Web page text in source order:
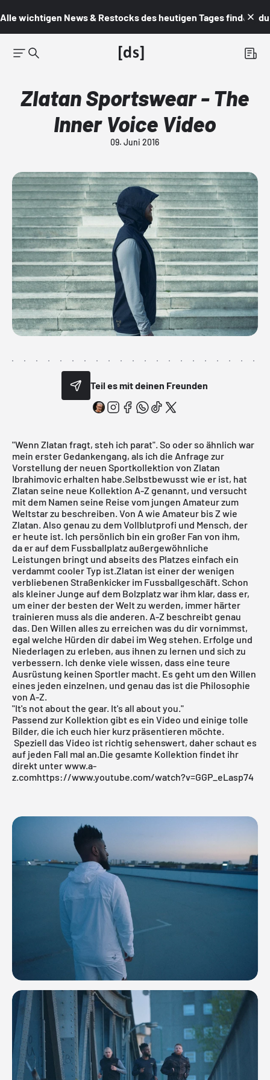
Alle wichtigen News & Restocks des heutigen Tages findest du
Zlatan Sportswear - The
Inner Voice Video
09. Juni 2016
Teil es mit deinen Freunden
"Wenn Zlatan fragt, steh ich parat". So oder so ähnlich war
mein erster Gedankengang, als ich die Anfrage zur
Vorstellung der neuen Sportkollektion von Zlatan
Ibrahimovic erhalten habe.Selbstbewusst wie er ist, hat
Zlatan seine neue Kollektion A-Z genannt, und versucht
mit dem Namen seine Reise vom jungen Amateur zum
Weltstar zu beschreiben. Von A wie Amateur bis Z wie
Zlatan. Also genau zu dem Vollblutprofi und Mensch, der
er heute ist. Ich persönlich bin ein großer Fan von ihm,
da er auf dem Fussballplatz außergewöhnliche
Leistungen bringt und abseits des Platzes einfach ein
verdammt cooler Typ ist.Zlatan ist einer der wenigen
verbliebenen Straßenkicker im Fussballgeschäft. Schon
als kleiner Junge auf dem Bolzplatz war ihm klar, dass er,
um einer der besten der Welt zu werden, immer härter
trainieren muss als die anderen. A-Z beschreibt genau
das. Den Willen alles zu erreichen was du dir vornimmst,
egal welche Hürden dir dabei im Weg stehen. Erfolge und
Niederlagen zu erleben, aus ihnen zu lernen und sich zu
verbessern. Ich denke viele wissen, dass eine teure
Ausrüstung keinen Sportler macht. Es geht um den Willen
eines jeden einzelnen, und genau das ist die Philosophie
von A-Z.
"It's not about the gear. It's all about you."
Passend zur Kollektion gibt es ein Video und einige tolle
Bilder, die ich euch hier kurz präsentieren möchte.
Speziell das Video ist richtig sehenswert, daher schaut es
auf jeden Fall mal an.Die gesamte Kollektion findet ihr
direkt unterwww.a-
z.comhttps://www.youtube.com/watch?v=GGP_eLasp74